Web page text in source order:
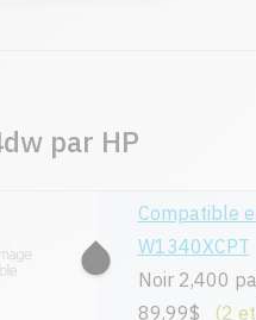
par HP
Compatible
W1340XCPT
Noir 2,400
89,99$
(2